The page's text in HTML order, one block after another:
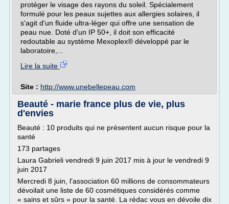
protéger le visage des rayons du soleil. Spécialement
formulé pour les peaux sujettes aux allergies solaires, il
s'agit d'un fluide ultra-léger qui offre une sensation de
peau nue. Doté d'un IP 50+, il doit son efficacité
redoutable au système Mexoplex® développé par le
laboratoire,...
Lire la suite
Site : http://www.unebellepeau.com
Beauté - marie france plus de vie, plus
d'envies
Beauté : 10 produits qui ne présentent aucun risque pour la
santé
173 partages
Laura Gabrieli vendredi 9 juin 2017 mis à jour le vendredi 9
juin 2017
Mercredi 8 juin, l'association 60 millions de consommateurs
dévoilait une liste de 60 cosmétiques considérés comme
« sains et sûrs » pour la santé. La rédac vous en dévoile dix